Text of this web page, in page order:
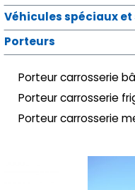
Véhicules spéciaux
Porteurs
Porteur carrosserie
Porteur carrosserie
Porteur carrosserie